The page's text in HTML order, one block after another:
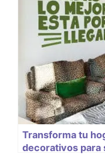
Transforma tu
decorativos para